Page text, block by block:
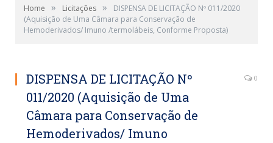
Home » Licitações »
DISPENSA DE LICITAÇÃO Nº 011/2020
(Aquisição de Uma Câmara para Conservação de
Hemoderivados/ Imuno /termolábeis, Conforme Proposta)
DISPENSA DE LICITAÇÃO Nº
011/2020 (Aquisição de Uma
Câmara para Conservação de
Hemoderivados/ Imuno
0